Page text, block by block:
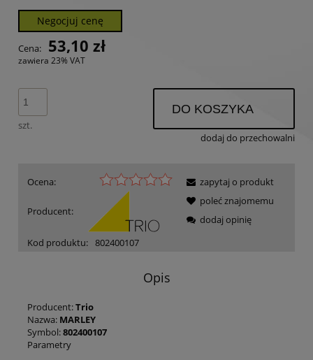
Negocjuj cenę
Cena: 53,10 zł
zawiera 23% VAT
szt.
DO KOSZYKA
dodaj do przechowalni
Ocena:
Producent:
Kod produktu: 802400107
zapytaj o produkt
poleć znajomemu
dodaj opinię
Opis
Producent:Trio
Nazwa: MARLEY
Symbol:802400107
Parametry